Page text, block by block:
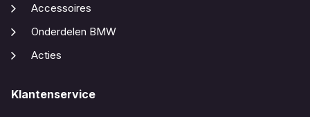
Accessoires
Onderdelen BMW
Acties
Klantenservice